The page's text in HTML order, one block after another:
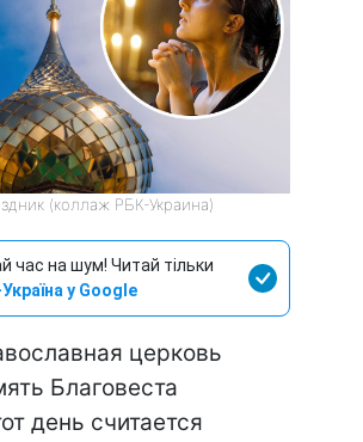
(коллаж РБК-Украина)
час на шум! Читай тільки
у Google
церковь
Благовеста
день считается